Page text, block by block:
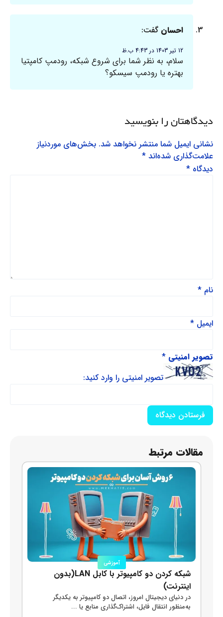
احسان گفت:
12 تیر 1403 در 4:43 ب.ظ
سلام، به نظر شما برای شروع شبکه، رودمپ کامپتیا
بهتره یا رودمپ سیسکو؟
دیدگاهتان را بنویسید
نشانی ایمیل شما منتشر نخواهد شد. بخش‌های موردنیاز
علامت‌گذاری شده‌اند *
دیدگاه *
نام *
ایمیل *
تصویر امنیتی *
تصویر امنیتی را وارد کنید:
مقالات مرتبط
آموزشی
شبکه کردن دو کامپیوتر با کابل LAN(بدون
اینترنت)
در دنیای دیجیتال امروز، اتصال دو کامپیوتر به یکدیگر
به‌منظور انتقال فایل، اشتراک‌گذاری منابع یا ...